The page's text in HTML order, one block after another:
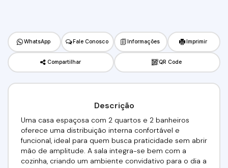
WhatsApp Fale Conosco Informações Imprimir
Compartilhar QR Code
Descrição
Uma casa espaçosa com 2 quartos e 2 banheiros
oferece uma distribuição interna confortável e
funcional, ideal para quem busca praticidade sem abrir
mão de amplitude. A sala integra-se bem com a
cozinha, criando um ambiente convidativo para o dia a